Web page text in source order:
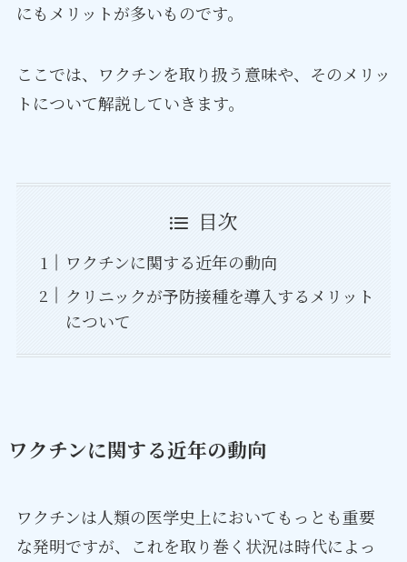
にもメリットが多いものです。
ここでは、ワクチンを取り扱う意味や、そのメリッ
トについて解説していきます。
目次
ワクチンに関する近年の動向
クリニックが予防接種を導入するメリット
について
ワクチンに関する近年の動向
ワクチンは人類の医学史上においてもっとも重要
な発明ですが、これを取り巻く状況は時代によっ